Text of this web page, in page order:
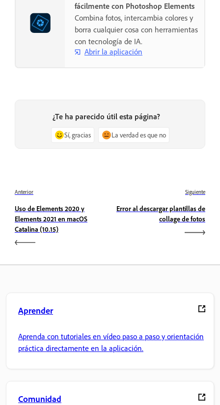
fácilmente con Photoshop Elements
Combina fotos, intercambia colores y
borra cualquier cosa con herramientas
con tecnología de IA.
Abrir la aplicación
¿Te ha parecido útil esta página?
Sí, gracias La verdad es que no
Anterior
Uso de Elements 2020 y
Elements 2021 en macOS
Catalina (10.15)
Siguiente
Error al descargar plantillas de
collage de fotos
Aprender
Aprenda con tutoriales en vídeo paso a paso y orientación
práctica directamente en la aplicación.
Comunidad